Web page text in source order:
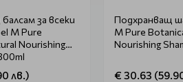
за всеки
M Pure
Nourishing
лв.)
Подхранващ
M Pure
Nourishing
€ 30.63